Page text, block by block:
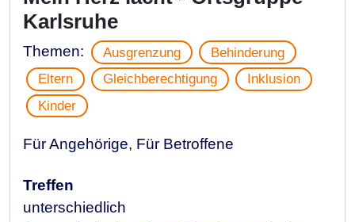
Karlsruhe
Themen: Ausgrenzung
Behinderung
Eltern
Gleichberechtigung
Inklusion
Kinder
Für Angehörige, Für Betroffene
Treffen
unterschiedlich